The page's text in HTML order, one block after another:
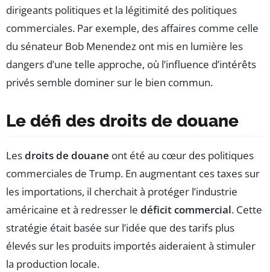
dirigeants politiques et la légitimité des politiques
commerciales. Par exemple, des affaires comme celle
du sénateur Bob Menendez ont mis en lumière les
dangers d’une telle approche, où l’influence d’intérêts
privés semble dominer sur le bien commun.
Le défi des droits de douane
Lesdroits de douane ont été au cœur des politiques
commerciales de Trump. En augmentant ces taxes sur
les importations, il cherchait à protéger l’industrie
américaine et à redresser le déficit commercial. Cette
stratégie était basée sur l’idée que des tarifs plus
élevés sur les produits importés aideraient à stimuler
la production locale.